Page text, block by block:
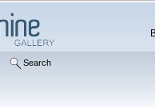
Search